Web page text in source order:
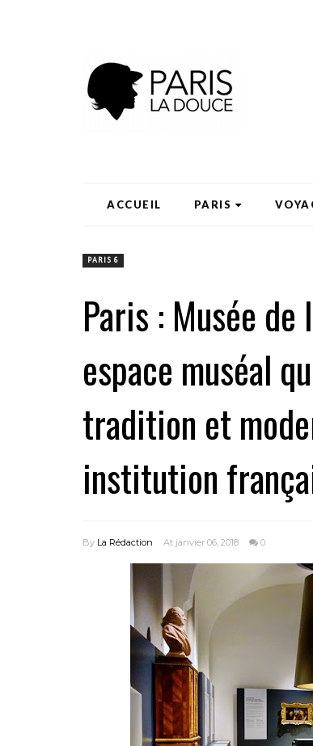
ACCUEIL PARIS
PARIS 6
Paris : Musée de
espace muséal
tradition et
institution
By La Rédaction At janvier 06, 2018 0